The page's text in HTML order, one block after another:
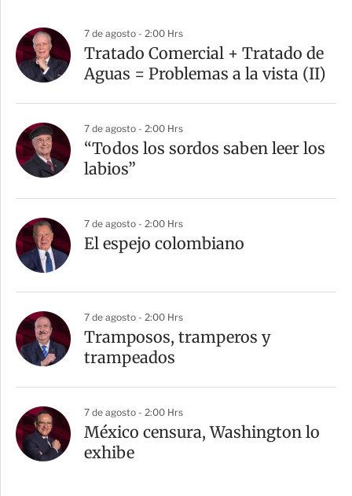
7 de agosto - 2:00 Hrs
Tratado Comercial + Tratado de
Aguas = Problemas a la vista (II)
7 de agosto - 2:00 Hrs
“Todos los sordos saben leer los
labios”
7 de agosto - 2:00 Hrs
El espejo colombiano
7 de agosto - 2:00 Hrs
Tramposos, tramperos y
trampeados
7 de agosto - 2:00 Hrs
México censura, Washington lo
exhibe